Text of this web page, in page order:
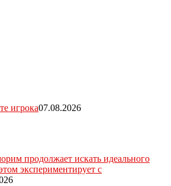
игрока07.08.2026
продолжает искать идеального
экспериментирует с